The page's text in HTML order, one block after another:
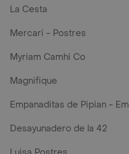
La Cesta
Mercari - Postres
Myriam Camhi Co
Magnifique
Empanaditas de Pipian -
Desayunadero de la 42